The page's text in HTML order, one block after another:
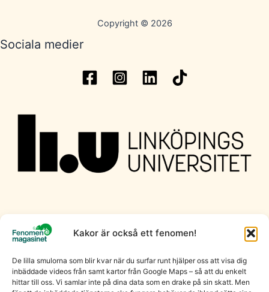
Kakor är också ett fenomen!
De lilla smulorna som blir kvar när du surfar runt hjälper oss att visa dig
inbäddade videos från samt kartor från Google Maps – så att du enkelt
hittar till oss. Vi samlar inte på dina data som en drake på sin skatt. Men
Copyright © 2026
Sociala medier